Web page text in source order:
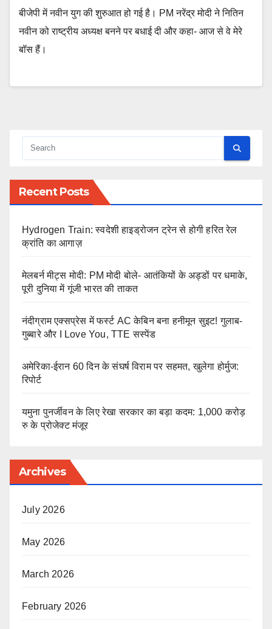
बीजेपी में नवीन युग की शुरुआत हो गई है। PM नरेंद्र मोदी ने नितिन
नवीन को राष्ट्रीय अध्यक्ष बनने पर बधाई दी और कहा- आज से वे मेरे
बॉस हैं।
Recent Posts
Hydrogen Train: स्वदेशी हाइड्रोजन ट्रेन से होगी हरित रेल
क्रांति का आगाज़
मेलबर्न मीट्स मोदी: PM मोदी बोले- आतंकियों के अड्डों पर धमाके,
पूरी दुनिया में गूंजी भारत की ताकत
नंदीग्राम एक्सप्रेस में फर्स्ट AC केबिन बना हनीमून सुइट! गुलाब-
गुब्बारे और I Love You, TTE सस्पेंड
अमेरिका-ईरान 60 दिन के संघर्ष विराम पर सहमत, खुलेगा होर्मुज:
रिपोर्ट
यमुना पुनर्जीवन के लिए रेखा सरकार का बड़ा कदम: 1,000 करोड़
रु के प्रोजेक्ट मंजूर
Archives
July 2026
May 2026
March 2026
February 2026